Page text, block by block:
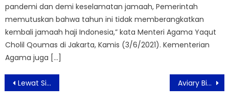
pandemi dan demi keselamatan jamaah, Pemerintah
memutuskan bahwa tahun ini tidak memberangkatkan
kembali jamaah haji Indonesia,” kata Menteri Agama Yaqut
Cholil Qoumas di Jakarta, Kamis (3/6/2021). Kementerian
Agama juga […]
Post
navigation
Lewat Sistem Blockchain, Theta Gandeng Indodax Perluas Pasar di Indonesia Aviary Bintaro Bersiap Menuju Persiapan New Normal, Terapkan Prosedur Kesehatan